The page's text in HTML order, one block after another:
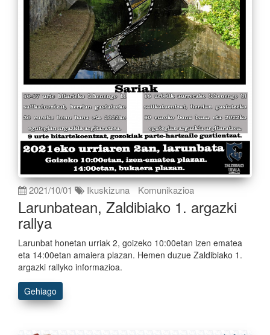
2021/10/01 Ikuskizuna Komunikazioa
Larunbatean, Zaldibiako 1. argazki
rallya
Larunbat honetan urriak 2, goizeko 10:00etan izen ematea
eta 14:00etan amaiera plazan. Hemen duzue Zaldibiako 1.
argazki rallyko informazioa.
Gehiago